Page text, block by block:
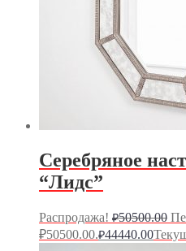
Серебряное
“Лидс”
Распродажа! ₽50500.00
₽50500.00.₽44440.00